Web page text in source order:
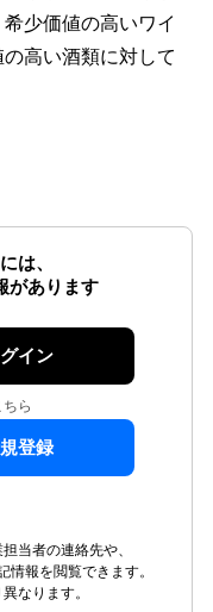
少価値の高いワイ
高い酒類に対して
は、
があります
イン
ら
登録
当者の連絡先や、
情報を閲覧できます。
なります。